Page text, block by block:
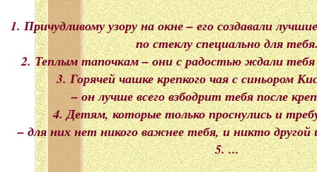
1. Причудливому узору на окне – его создавали
по стеклу специально для
2. Теплым тапочкам – они с радостью ждали тебя
3. Горячей чашке крепкого чая с синьором
– он лучше всего взбодрит тебя после
4. Детям, которые только проснулись и
– для них нет никого важнее тебя, и никто
5. ...